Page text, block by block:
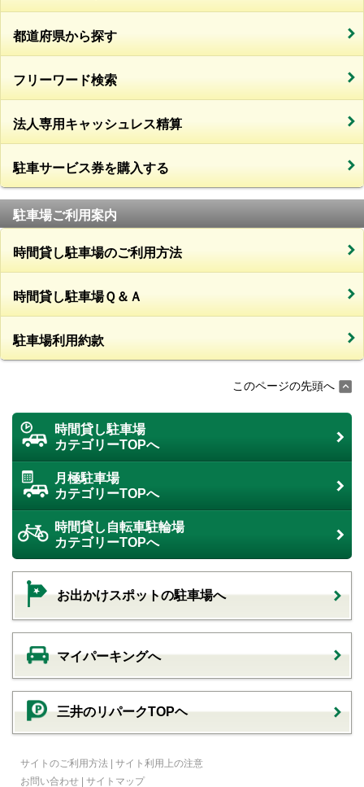
都道府県から探す
フリーワード検索
法人専用キャッシュレス精算
駐車サービス券を購入する
駐車場ご利用案内
時間貸し駐車場のご利用方法
時間貸し駐車場Ｑ＆Ａ
駐車場利用約款
このページの先頭へ
時間貸し駐車場
カテゴリーTOPへ
月極駐車場
カテゴリーTOPへ
時間貸し自転車駐輪場
カテゴリーTOPへ
お出かけスポットの駐車場へ
マイパーキングへ
三井のリパークTOPヘ
サイトのご利用方法 | サイト利用上の注意
お問い合わせ | サイトマップ